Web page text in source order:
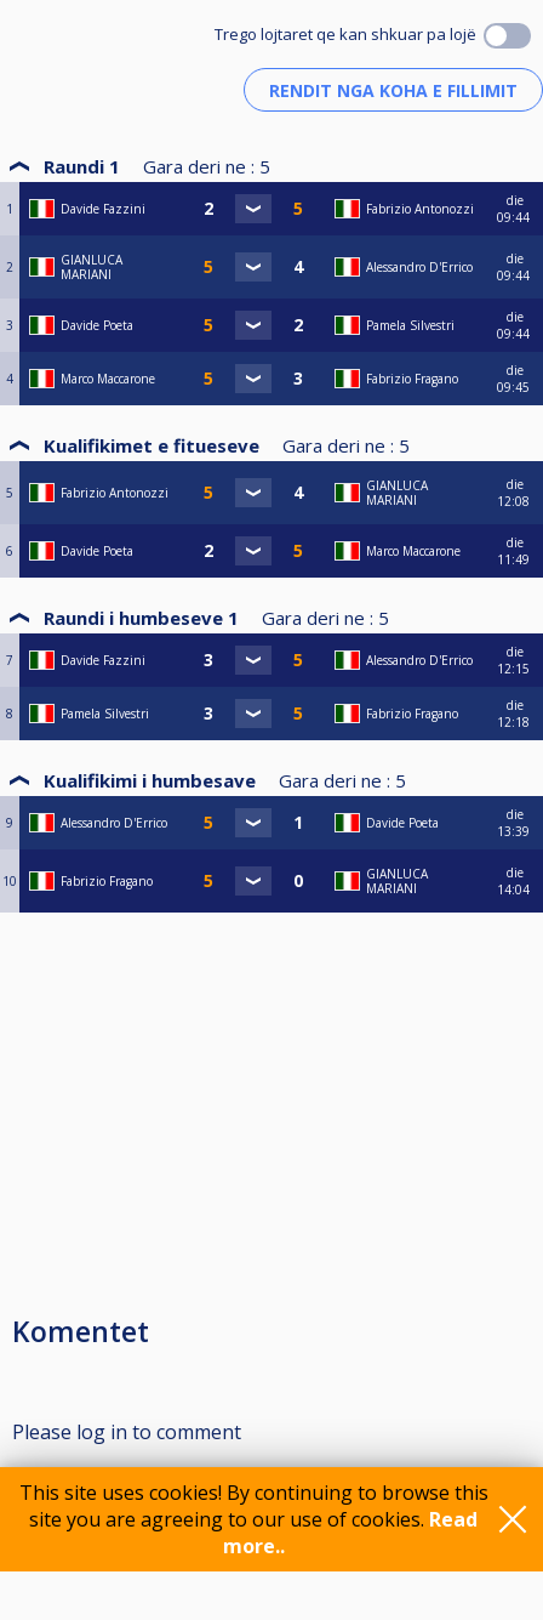
This site uses cookies! By continuing to browse this
site you are agreeing to our use of cookies. Read
more..
Trego lojtaret qe kan shkuar pa lojë
Raundi 1 Gara deri ne : 5
1 Davide Fazzini Fabrizio Antonozzi
die
09:44
2
GIANLUCA
MARIANI
Alessandro D'Errico
die
09:44
3 Davide Poeta Pamela Silvestri
die
09:44
4 Marco Maccarone Fabrizio Fragano
die
09:45
Kualifikimet e fitueseve Gara deri ne : 5
5 Fabrizio Antonozzi
GIANLUCA
MARIANI
die
12:08
6 Davide Poeta Marco Maccarone
die
11:49
Raundi i humbeseve 1 Gara deri ne : 5
7 Davide Fazzini Alessandro D'Errico
die
12:15
8 Pamela Silvestri Fabrizio Fragano
die
12:18
Kualifikimi i humbesave Gara deri ne : 5
9 Alessandro D'Errico Davide Poeta
die
13:39
10 Fabrizio Fragano
GIANLUCA
MARIANI
die
14:04
Komentet
Please log in to comment
Participants